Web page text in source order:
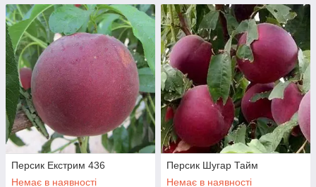
Персик Екстрим 436
Немає в наявності
Персик Шугар Тайм
Немає в наявності